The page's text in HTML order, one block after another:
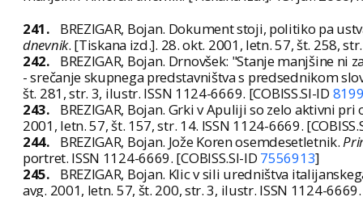
241.
BREZIGAR, Bojan. Dokument stoji, politiko pa
dnevnik. [Tiskana izd.]. 28. okt. 2001, letn. 57, št. 258,
242.
BREZIGAR, Bojan. Drnovšek: "Stanje manjšine
- srečanje skupnega predstavništva s predsednikom
št. 281, str. 3, ilustr. ISSN 1124-6669. [COBISS.SI-ID
243.
BREZIGAR, Bojan. Grki v Apuliji so zelo aktivni
2001, letn. 57, št. 157, str. 14. ISSN 1124-6669.
244.
BREZIGAR, Bojan. Jože Koren osemdesetletnik.
portret. ISSN 1124-6669. [COBISS.SI-ID 7556913]
245.
BREZIGAR, Bojan. Klic v sili uredništva
avg. 2001, letn. 57, št. 200, str. 3, ilustr. ISSN 1124-6669.